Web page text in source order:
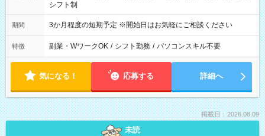
シフト制
期間 3か月程度の短期予定 ※開始日はお気軽にご相談ください
特徴 副業・WワークOK / シフト勤務 / パソコンスキル不要
気になる！ 応募する 詳細へ
掲載日：2026.08.09
未読